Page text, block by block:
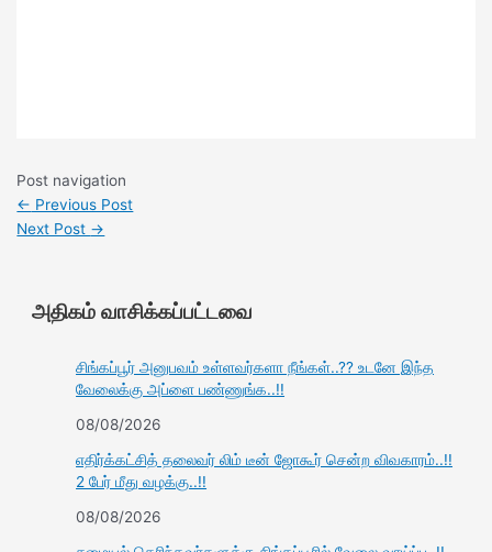
Post navigation
← Previous Post
Next Post →
அதிகம் வாசிக்கப்பட்டவை
சிங்கப்பூர் அனுபவம் உள்ளவர்களா நீங்கள்..?? உடனே இந்த
வேலைக்கு அப்ளை பண்ணுங்க..!!
08/08/2026
எதிர்க்கட்சித் தலைவர் லிம் டீன் ஜோகூர் சென்ற விவகாரம்..!!
2 பேர் மீது வழக்கு..!!
08/08/2026